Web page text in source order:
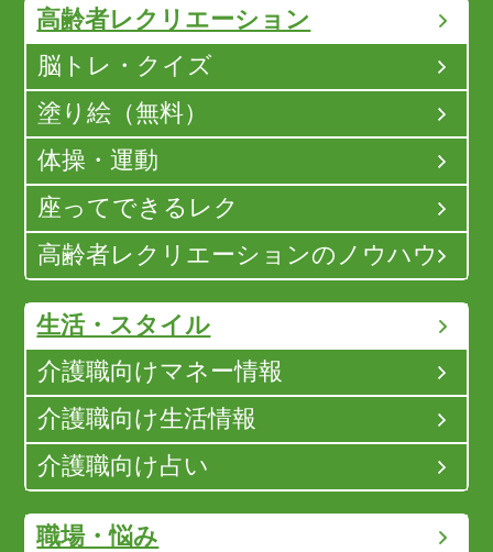
高齢者レクリエーション
脳トレ・クイズ
塗り絵（無料）
体操・運動
座ってできるレク
高齢者レクリエーションのノウハウ
生活・スタイル
介護職向けマネー情報
介護職向け生活情報
介護職向け占い
職場・悩み